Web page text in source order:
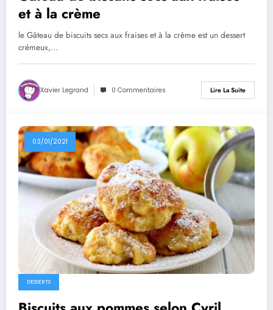
et à la crème
le Gâteau de biscuits secs aux fraises et à la crème est un dessert
crémeux,…
Xavier Legrand 0 Commentaires Lire La Suite
03/01/2021
DESSERTS